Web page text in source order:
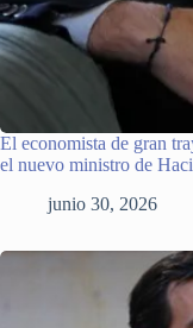
El economista de gran
el nuevo ministro de
junio 30, 2026